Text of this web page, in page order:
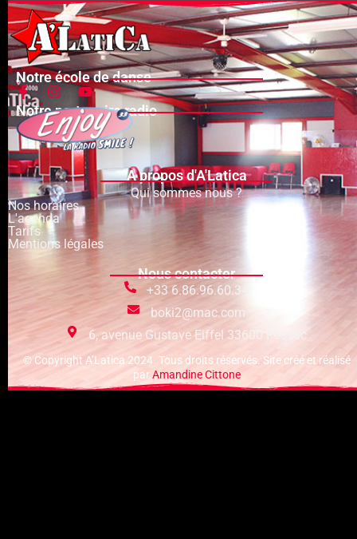
Notre école de danse
Notre partenaire radio
A propos d'A'Latica
Qui sommes nous ?
Nos horaires
L'agenda
Tarifs
Mentions légales
Nous contacter
+33 6.86.96.60.34
boki2@mac.com
6, avenue Gustave Eiffel 33600 Pessac
© Copyright A’Latica 2024. Tous droits réservés. Site créé et réalisé
parAmandine Cittone